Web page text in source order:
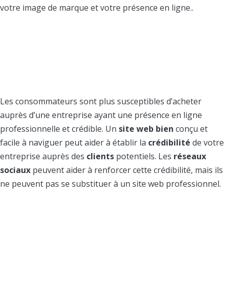
votre image de marque et votre présence en ligne..
Les consommateurs sont plus susceptibles d’acheter
auprès d’une entreprise ayant une présence en ligne
professionnelle et crédible. Un site web bien conçu et
facile à naviguer peut aider à établir la crédibilité de votre
entreprise auprès des clients potentiels. Les réseaux
sociaux peuvent aider à renforcer cette crédibilité, mais ils
ne peuvent pas se substituer à un site web professionnel.